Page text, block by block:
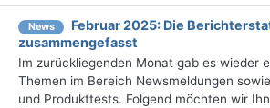
News
Februar 2025: Die
zusammengefasst
Im zurückliegenden Monat gab es wieder
Themen im Bereich Newsmeldungen
und Produkttests. Folgend möchten wir